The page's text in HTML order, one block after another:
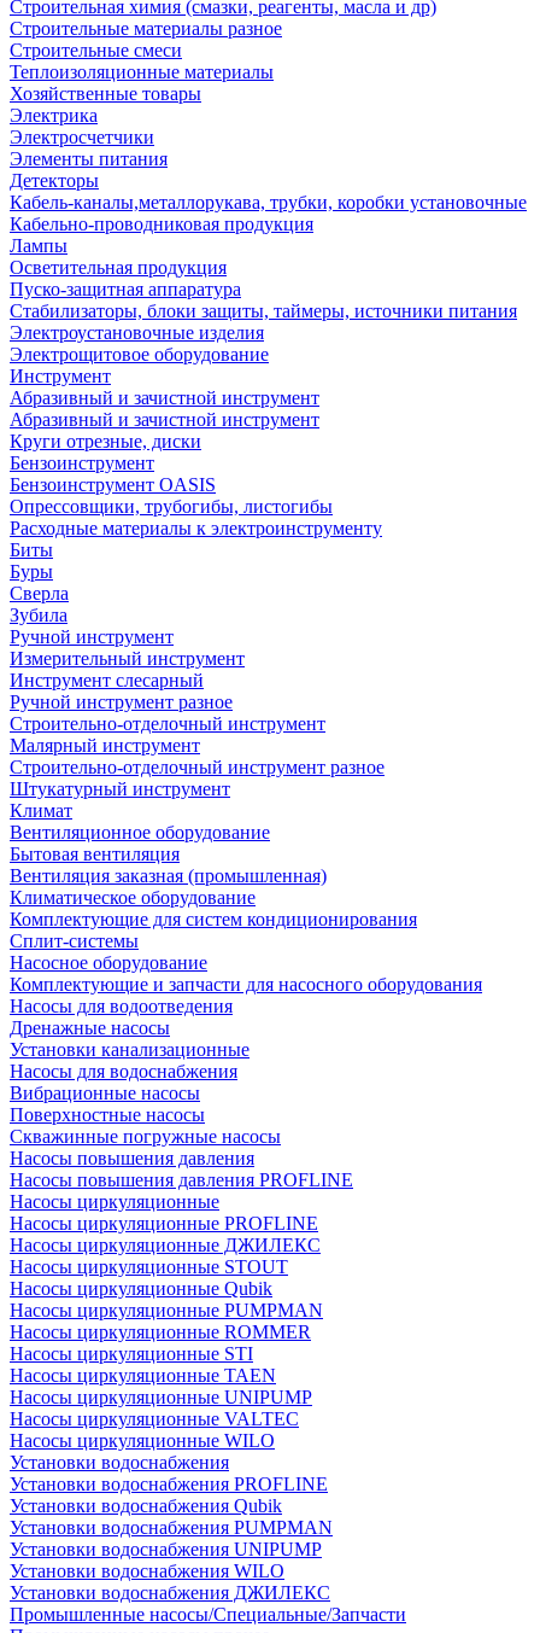
Строительная химия (смазки, реагенты, масла и др)
Строительные материалы разное
Строительные смеси
Теплоизоляционные материалы
Хозяйственные товары
Электрика
Электросчетчики
Элементы питания
Детекторы
Кабель-каналы,металлорукава, трубки, коробки установочные
Кабельно-проводниковая продукция
Лампы
Осветительная продукция
Пуско-защитная аппаратура
Стабилизаторы, блоки защиты, таймеры, источники питания
Электроустановочные изделия
Электрощитовое оборудование
Инструмент
Абразивный и зачистной инструмент
Абразивный и зачистной инструмент
Круги отрезные, диски
Бензоинструмент
Бензоинструмент OASIS
Опрессовщики, трубогибы, листогибы
Расходные материалы к электроинструменту
Биты
Буры
Сверла
Зубила
Ручной инструмент
Измерительный инструмент
Инструмент слесарный
Ручной инструмент разное
Строительно-отделочный инструмент
Малярный инструмент
Строительно-отделочный инструмент разное
Штукатурный инструмент
Климат
Вентиляционное оборудование
Бытовая вентиляция
Вентиляция заказная (промышленная)
Климатическое оборудование
Комплектующие для систем кондиционирования
Сплит-системы
Насосное оборудование
Комплектующие и запчасти для насосного оборудования
Насосы для водоотведения
Дренажные насосы
Установки канализационные
Насосы для водоснабжения
Вибрационные насосы
Поверхностные насосы
Скважинные погружные насосы
Насосы повышения давления
Насосы повышения давления PROFLINE
Насосы циркуляционные
Насосы циркуляционные PROFLINE
Насосы циркуляционные ДЖИЛЕКС
Насосы циркуляционные STOUT
Насосы циркуляционные Qubik
Насосы циркуляционные PUMPMAN
Насосы циркуляционные ROMMER
Насосы циркуляционные STI
Насосы циркуляционные TAEN
Насосы циркуляционные UNIPUMP
Насосы циркуляционные VALTEC
Насосы циркуляционные WILO
Установки водоснабжения
Установки водоснабжения PROFLINE
Установки водоснабжения Qubik
Установки водоснабжения PUMPMAN
Установки водоснабжения UNIPUMP
Установки водоснабжения WILO
Установки водоснабжения ДЖИЛЕКС
Промышленные насосы/Специальные/Запчасти